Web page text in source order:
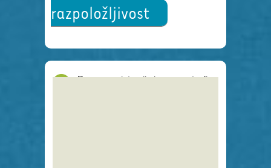
razpoložljivost
Proces registracije je poenostavljen